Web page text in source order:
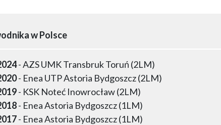
w Polsce
- AZS UMK Transbruk Toruń (2LM)
- Enea UTP Astoria Bydgoszcz (2LM)
- KSK Noteć Inowrocław (2LM)
- Enea Astoria Bydgoszcz (1LM)
- Enea Astoria Bydgoszcz (1LM)